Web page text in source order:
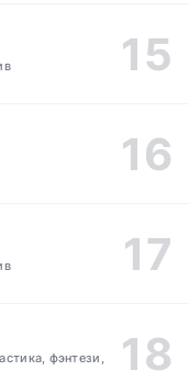
фэнтези,